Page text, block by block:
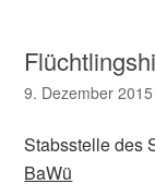
9. Dezember 2015
Stabsstelle des
BaWü